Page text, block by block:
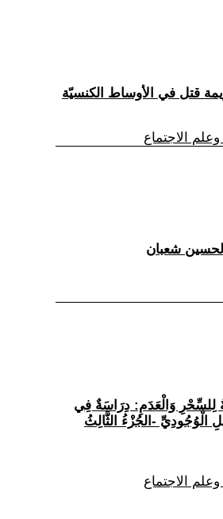
الاجتماع
لِلسِّحْرِ وَالْعَدَمِ: دِرَاسَةٌ فِي
الْوُجُودِيِّ -الجُزْءُ الثَّالِثُ
الاجتماع